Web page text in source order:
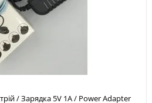
/ Зарядка 5V 1A / Power Adapter